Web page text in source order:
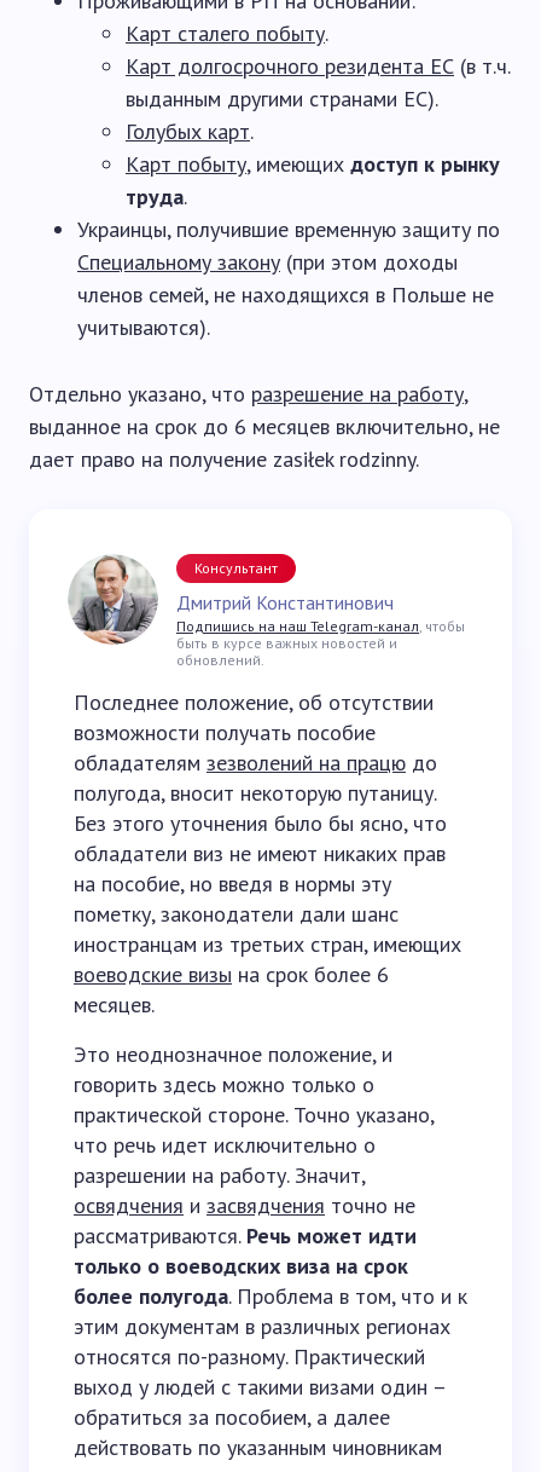
Карт сталего побыту.
Карт долгосрочного резидента ЕС (в т.ч.
выданным другими странами ЕС).
Голубых карт.
Карт побыту, имеющих доступ к рынку
труда.
Украинцы, получившие временную защиту по
Специальному закону (при этом доходы
членов семей, не находящихся в Польше не
учитываются).
Отдельно указано, что разрешение на работу,
выданное на срок до 6 месяцев включительно, не
дает право на получение zasiłek rodzinny.
Консультант
Дмитрий Константинович
Подпишись на наш Telegram-канал, чтобы
быть в курсе важных новостей и
обновлений.
Последнее положение, об отсутствии
возможности получать пособие
обладателям зезволений на працю до
полугода, вносит некоторую путаницу.
Без этого уточнения было бы ясно, что
обладатели виз не имеют никаких прав
на пособие, но введя в нормы эту
пометку, законодатели дали шанс
иностранцам из третьих стран, имеющих
воеводские визы на срок более 6
месяцев.
Это неоднозначное положение, и
говорить здесь можно только о
практической стороне. Точно указано,
что речь идет исключительно о
разрешении на работу. Значит,
освядчения и засвядчения точно не
рассматриваются. Речь может идти
только о воеводских виза на срок
более полугода. Проблема в том, что и к
этим документам в различных регионах
относятся по-разному. Практический
выход у людей с такими визами один –
обратиться за пособием, а далее
действовать по указанным чиновникам